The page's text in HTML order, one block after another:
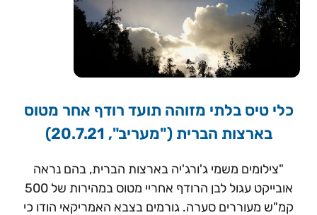
כלי טיס בלתי מזוהה תועד רודף אחר מטוס
בארצות הברית ("מעריב", 20.7.21)
"צילומים משמי ג'ורג'יה בארצות הברית, בהם נראה
אובייקט עגול לבן הרודף אחריי מטוס במהירות של 500
קמ"ש מעוררים סערה. גורמים בצבא האמריקאי הודו כי